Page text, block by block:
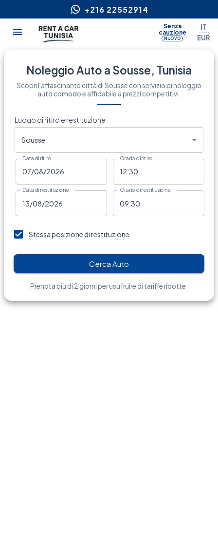
+216 22552914
Senza
cauzione
NUOVO
IT
EUR
Noleggio Auto a Sousse, Tunisia
Scopri l'affascinante città di Sousse con servizio di noleggio
auto comodo e affidabile a prezzi competitivi.
Luogo di ritiro e restituzione
Sousse
Data di ritiro Orario di ritiro
Data di restituzione Orario di restituzione
Stessa posizione di restituzione
Cerca Auto
Prenota più di 2 giorni per usufruire di tariffe ridotte.